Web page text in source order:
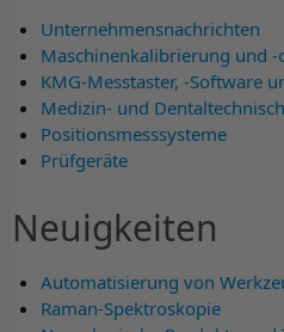
Unternehmensnachrichten
Maschinenkalibrierung und
KMG-Messtaster, -Software
Medizin- und
Positionsmesssysteme
Prüfgeräte
Neuigkeiten
Automatisierung von
Raman-Spektroskopie